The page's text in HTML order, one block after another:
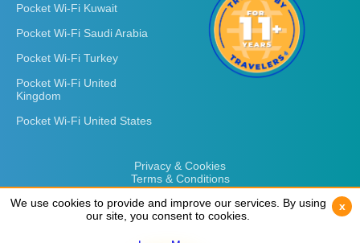
Pocket Wi-Fi Kuwait
Pocket Wi-Fi Saudi Arabia
Pocket Wi-Fi Turkey
Pocket Wi-Fi United
Kingdom
Pocket Wi-Fi United States
Privacy & Cookies
Terms & Conditions
We use cookies to provide and improve our services. By using
our site, you consent to cookies.
x
We use cookies to provide and improve our services. By using
our site, you consent to cookies.
x